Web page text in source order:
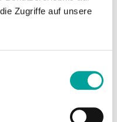
Zugriffe auf unsere
Lader, Kegel,
Handbuch
Pumpenkopf